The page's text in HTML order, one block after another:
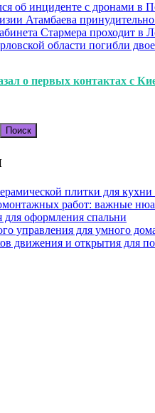
об инциденте с дронами в
Атамбаева
Стармера проходит в
области погибли
о первых контактах с
Поиск
плитки для
работ: важные
оформления спальни
управления для умного
движения и открытия для